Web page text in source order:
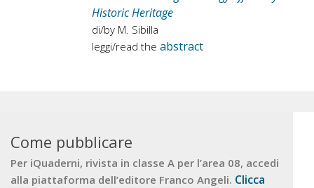
Historic Heritage
di/by M. Sibilla
leggi/read the abstract
Come pubblicare
Per iQuaderni, rivista in classe A per l’area 08, accedi
alla piattaforma dell’editore Franco Angeli. Clicca